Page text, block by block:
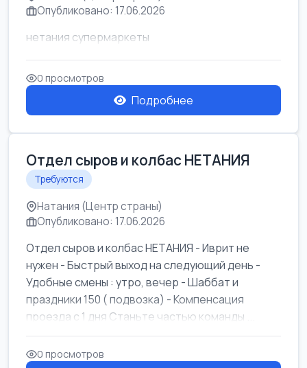
Опубликовано: 17.06.2026
нетания супермаркеты
0 просмотров
Подробнее
Отдел сыров и колбас НЕТАНИЯ
Требуются
Натания (Центр страны)
Опубликовано: 17.06.2026
Отдел сыров и колбас НЕТАНИЯ - Иврит не
нужен - Быстрый выход на следующий день -
Удобные смены : утро, вечер - Шаббат и
праздники 150 ( подвозка) - Компенсация
проезда с 1 дня Станьте частью команды ...
0 просмотров